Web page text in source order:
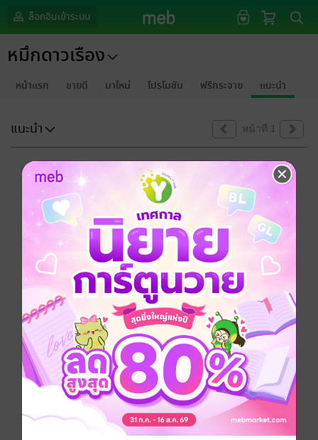
ล็อกอินเข้าระบบ
หมึกดาวเรือง
หน้าแรก ขายดี มาใหม่ โปรโมชัน ฟรีกระจาย แนะนำ
แนะนำ หน้าที่ 1
ขออภัยด้วยนะคะ
ไม่พบข้อมูลในหัวข้อที่คุณกำลังชมค่ะ